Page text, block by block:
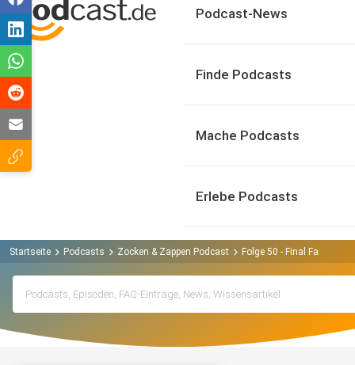
Podcast-News
Finde Podcasts
Mache Podcasts
Erlebe Podcasts
Startseite Podcasts Zocken & Zappen Podcast Folge 50 - Final Fantasy